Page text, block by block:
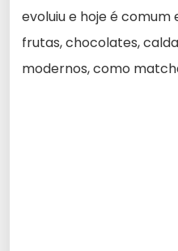
evoluiu e hoje é
frutas, chocolates,
modernos, como